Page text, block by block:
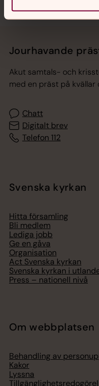
Jourhavande
Akut samtals- och
med en präst på kvällar
Chatt
Digitalt brev
Telefon 112
Svenska kyrkan
Hitta församling
Bli medlem
Lediga jobb
Ge en gåva
Organisation
Act Svenska kyrkan
Svenska kyrkan i
Press – nationell nivå
Om webbplatsen
Behandling av
Kakor
Lyssna